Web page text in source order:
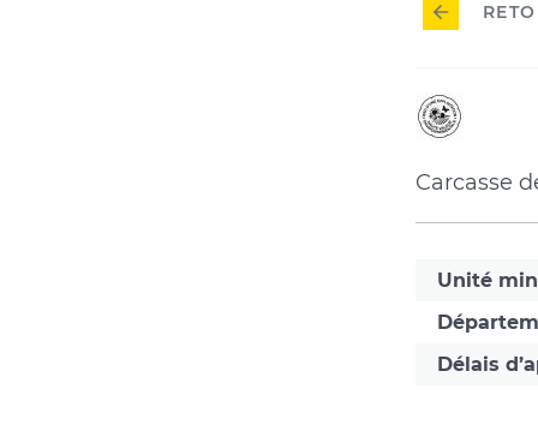
HVE
(Haute
Valeur
Carcasse
Unité
Délais